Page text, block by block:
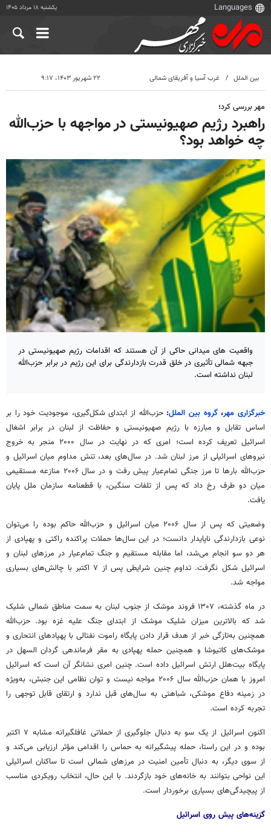
یکشنبه ۱۸ مرداد ۱۴۰۵
بین الملل غرب آسیا و آفریقای شمالی ۲۲ شهریور ۱۴۰۳، ۹:۱۷
مهر بررسی کرد؛
راهبرد رژیم صهیونیستی در مواجهه با حزب‌الله
چه خواهد بود؟
واقعیت های میدانی حاکی از آن هستند که اقدامات رژیم صهیونیستی در
جبهه شمالی تأثیری در خلق قدرت بازدارندگی برای این رژیم در برابر حزب‌الله
لبنان نداشته است.
خبرگزاری مهر،گروه بین الملل: حزب‌الله از ابتدای شکل‌گیری، موجودیت خود را بر
اساس تقابل و مبارزه با رژیم صهیونیستی و حفاظت از لبنان در برابر اشغال
اسرائیل تعریف کرده است؛ امری که در نهایت در سال ۲۰۰۰ منجر به خروج
نیروهای اسرائیلی از مرز لبنان شد. در سال‌های بعد، تنش مداوم میان اسرائیل و
حزب‌الله بارها تا مرز جنگی تمام‌عیار پیش رفت و در سال ۲۰۰۶ منازعه‌ مستقیمی
میان دو طرف رخ داد که پس از تلفات سنگین، با قطعنامه سازمان ملل پایان
یافت.
وضعیتی که پس از سال ۲۰۰۶ میان اسرائیل و حزب‌الله حاکم بوده را می‌توان
نوعی بازدارندگی ناپایدار دانست؛ در این سال‌ها حملات پراکنده‌ راکتی و پهپادی از
هر دو سو انجام می‌شد، اما مقابله‌ مستقیم و جنگ تمام‌عیار در مرزهای لبنان و
اسرائیل شکل نگرفت. تداوم چنین شرایطی پس از ۷ اکتبر با چالش‌های بسیاری
مواجه شد.
در ماه گذشته، ۱۳۰۷ فروند موشک از جنوب لبنان به سمت مناطق شمالی شلیک
شد که بالاترین میزان شلیک موشک از ابتدای جنگ علیه غزه بود. حزب‌الله
همچنین به‌تازگی خبر از هدف قرار دادن پایگاه راموت نفتالی با پهپادهای انتحاری و
موشک‌های کاتیوشا و همچنین حمله پهپادی به مقر فرماندهی گردان السهل در
پایگاه بیت‌هلل ارتش اسرائیل داده است. چنین امری نشانگر آن است که اسرائیل
امروز با همان حزب‌الله سال ۲۰۰۶ مواجه نیست و توان نظامی این جنبش، به‌ویژه
در زمینه دفاع موشکی، شباهتی به سال‌های قبل ندارد و ارتقای قابل توجهی را
تجربه کرده است.
اکنون اسرائیل از یک سو به دنبال جلوگیری از حملاتی غافلگیرانه مشابه ۷ اکتبر
بوده و در این راستا، حمله پیشگیرانه به حماس را اقدامی مؤثر ارزیابی می‌کند و
از سوی دیگر، به دنبال تأمین امنیت در مرزهای شمالی است تا ساکنان اسرائیلی
این نواحی بتوانند به خانه‌های خود بازگردند. با این حال، انتخاب رویکردی مناسب
از پیچیدگی‌های بسیاری برخوردار است.
گزینه‌های پیش روی اسرائیل